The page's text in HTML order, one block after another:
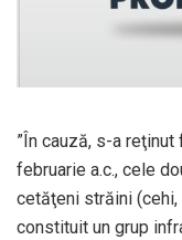
”În cauză, s-a
februarie a.c., cele
cetăţeni străini
constituit un grup